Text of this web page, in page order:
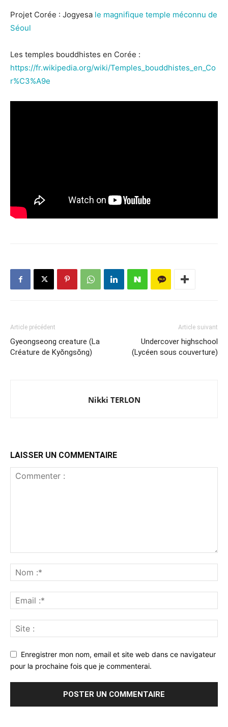
Projet Corée : Jogyesa le magnifique temple méconnu de
Séoul
Les temples bouddhistes en Corée :
https://fr.wikipedia.org/wiki/Temples_bouddhistes_en_Co
r%C3%A9e
Article précédent
Gyeongseong creature (La
Créature de Kyŏngsŏng)
Article suivant
Undercover highschool
(Lycéen sous couverture)
Nikki TERLON
LAISSER UN COMMENTAIRE
Enregistrer mon nom, email et site web dans ce navigateur
pour la prochaine fois que je commenterai.